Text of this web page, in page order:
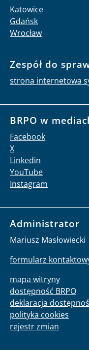
Katowice
Gdańsk
Wrocław
Zespół do
strona internetowa
BRPO w
Facebook
X
Linkedin
YouTube
Instagram
Administrator
Mariusz Masłowiecki
formularz
mapa witryny
dostępność BRPO
deklaracja
polityka cookies
rejestr zmian